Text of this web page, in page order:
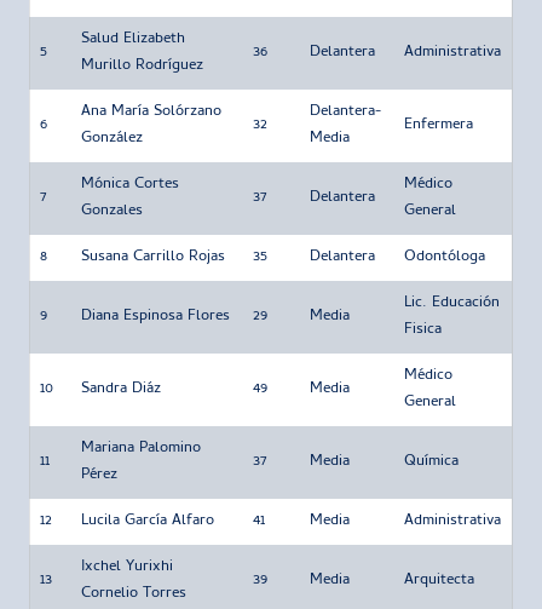
5
Salud Elizabeth
Murillo Rodríguez
36 Delantera Administrativa
6
Ana María Solórzano
González
32
Delantera-
Media
Enfermera
7
Mónica Cortes
Gonzales
37 Delantera
Médico
General
8
Susana Carrillo Rojas 35 Delantera Odontóloga
9 Diana Espinosa Flores 29 Media
Lic. Educación
Fisica
10 Sandra Diáz 49 Media
Médico
General
11
Mariana Palomino
Pérez
37 Media Química
12 Lucila García Alfaro 41 Media Administrativa
13
Ixchel Yurixhi
Cornelio Torres
39 Media Arquitecta